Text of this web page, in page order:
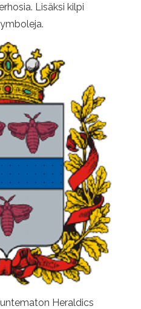
Lisäksi kilpi
Heraldics